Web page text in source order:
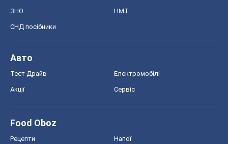
ЗНО НМТ
СНД посібники
Авто
Тест Драйв Електромобілі
Акції Сервіс
Food Oboz
Рецепти Напої